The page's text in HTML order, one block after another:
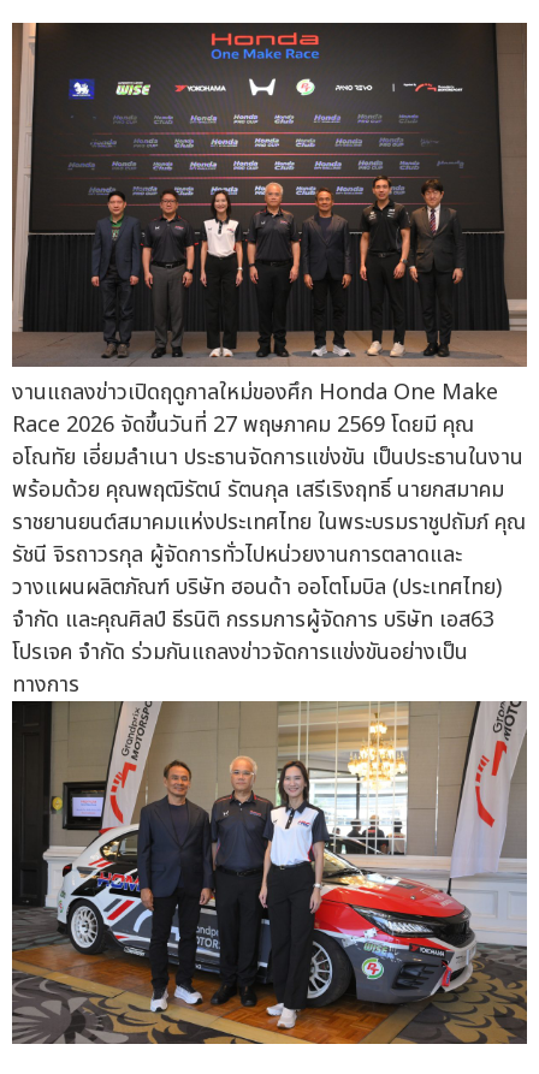
งานแถลงข่าวเปิดฤดูกาลใหม่ของศึก Honda One Make
Race 2026 จัดขึ้นวันที่ 27 พฤษภาคม 2569 โดยมี คุณ
อโณทัย เอี่ยมลำเนา ประธานจัดการแข่งขัน เป็นประธานในงาน
พร้อมด้วย คุณพฤฒิรัตน์ รัตนกุล เสรีเริงฤทธิ์ นายกสมาคม
ราชยานยนต์สมาคมแห่งประเทศไทย ในพระบรมราชูปถัมภ์ คุณ
รัชนี จิรถาวรกุล ผู้จัดการทั่วไปหน่วยงานการตลาดและ
วางแผนผลิตภัณฑ์ บริษัท ฮอนด้า ออโตโมบิล (ประเทศไทย)
จำกัด และคุณศิลป์ ธีรนิติ กรรมการผู้จัดการ บริษัท เอส63
โปรเจค จำกัด ร่วมกันแถลงข่าวจัดการแข่งขันอย่างเป็น
ทางการ